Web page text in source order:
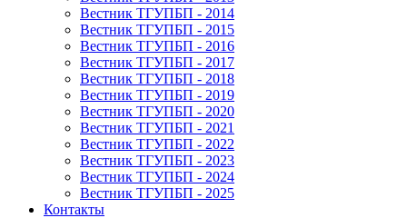
Вестник ТГУПБП - 2014
Вестник ТГУПБП - 2015
Вестник ТГУПБП - 2016
Вестник ТГУПБП - 2017
Вестник ТГУПБП - 2018
Вестник ТГУПБП - 2019
Вестник ТГУПБП - 2020
Вестник ТГУПБП - 2021
Вестник ТГУПБП - 2022
Вестник ТГУПБП - 2023
Вестник ТГУПБП - 2024
Вестник ТГУПБП - 2025
Контакты